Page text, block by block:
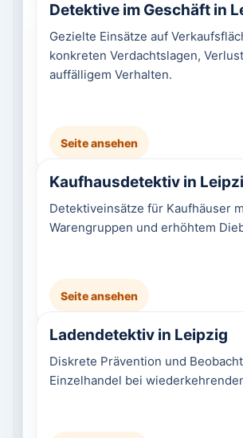
Detektive im Geschäft in
Gezielte Einsätze auf
konkreten Verdachtslagen,
auffälligem Verhalten.
Seite ansehen
Kaufhausdetektiv in
Detektiveinsätze für Kaufhäuser
Warengruppen und erhöhtem
Seite ansehen
Ladendetektiv in Leipzig
Diskrete Prävention und
Einzelhandel bei